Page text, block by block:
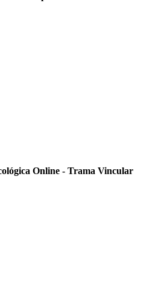
Online - Trama Vincular